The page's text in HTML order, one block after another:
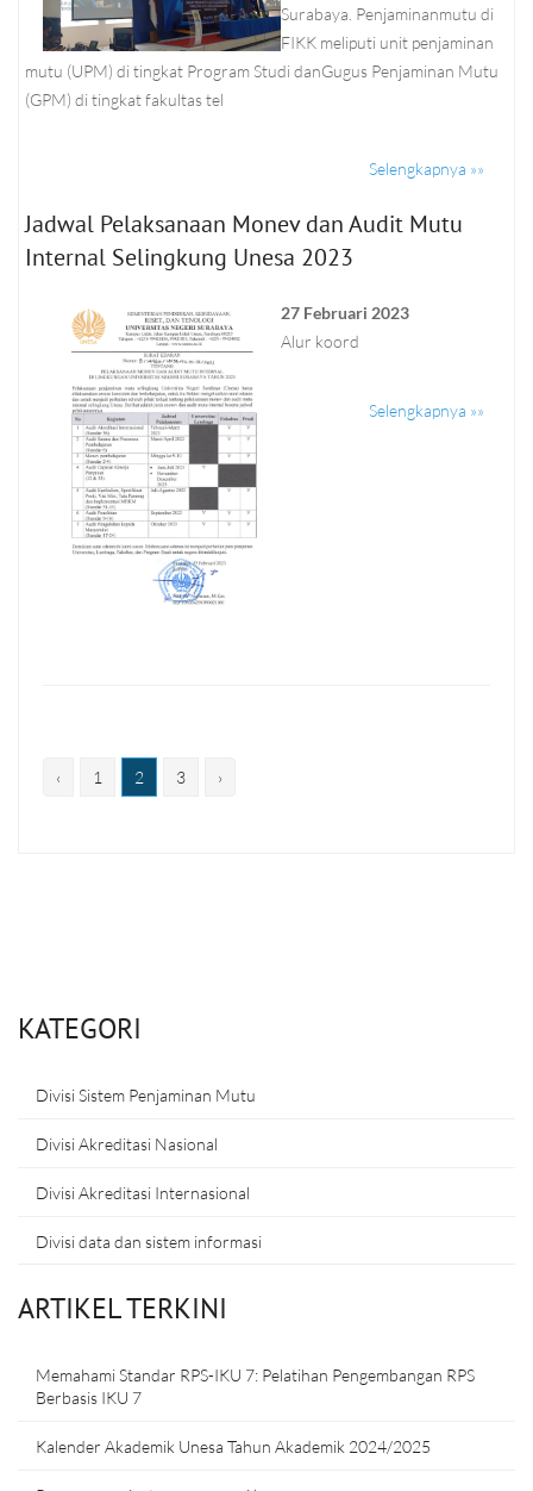
Surabaya. Penjaminanmutu di
FIKK meliputi unit penjaminan
mutu (UPM) di tingkat Program Studi danGugus Penjaminan Mutu
(GPM) di tingkat fakultas tel
Selengkapnya »»
Jadwal Pelaksanaan Monev dan Audit Mutu
Internal Selingkung Unesa 2023
27 Februari 2023
Alur koord
Selengkapnya »»
‹ 1 2 3 ›
KATEGORI
Divisi Sistem Penjaminan Mutu
Divisi Akreditasi Nasional
Divisi Akreditasi Internasional
Divisi data dan sistem informasi
ARTIKEL TERKINI
Memahami Standar RPS-IKU 7: Pelatihan Pengembangan RPS
Berbasis IKU 7
Kalender Akademik Unesa Tahun Akademik 2024/2025